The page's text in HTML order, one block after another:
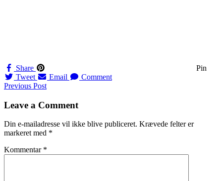
Share
Pin
Tweet
Email Comment
Navigation
til
Previous Post
Leave a Comment
Din e-mailadresse vil ikke blive publiceret. Krævede felter er
markeret med *
Kommentar *